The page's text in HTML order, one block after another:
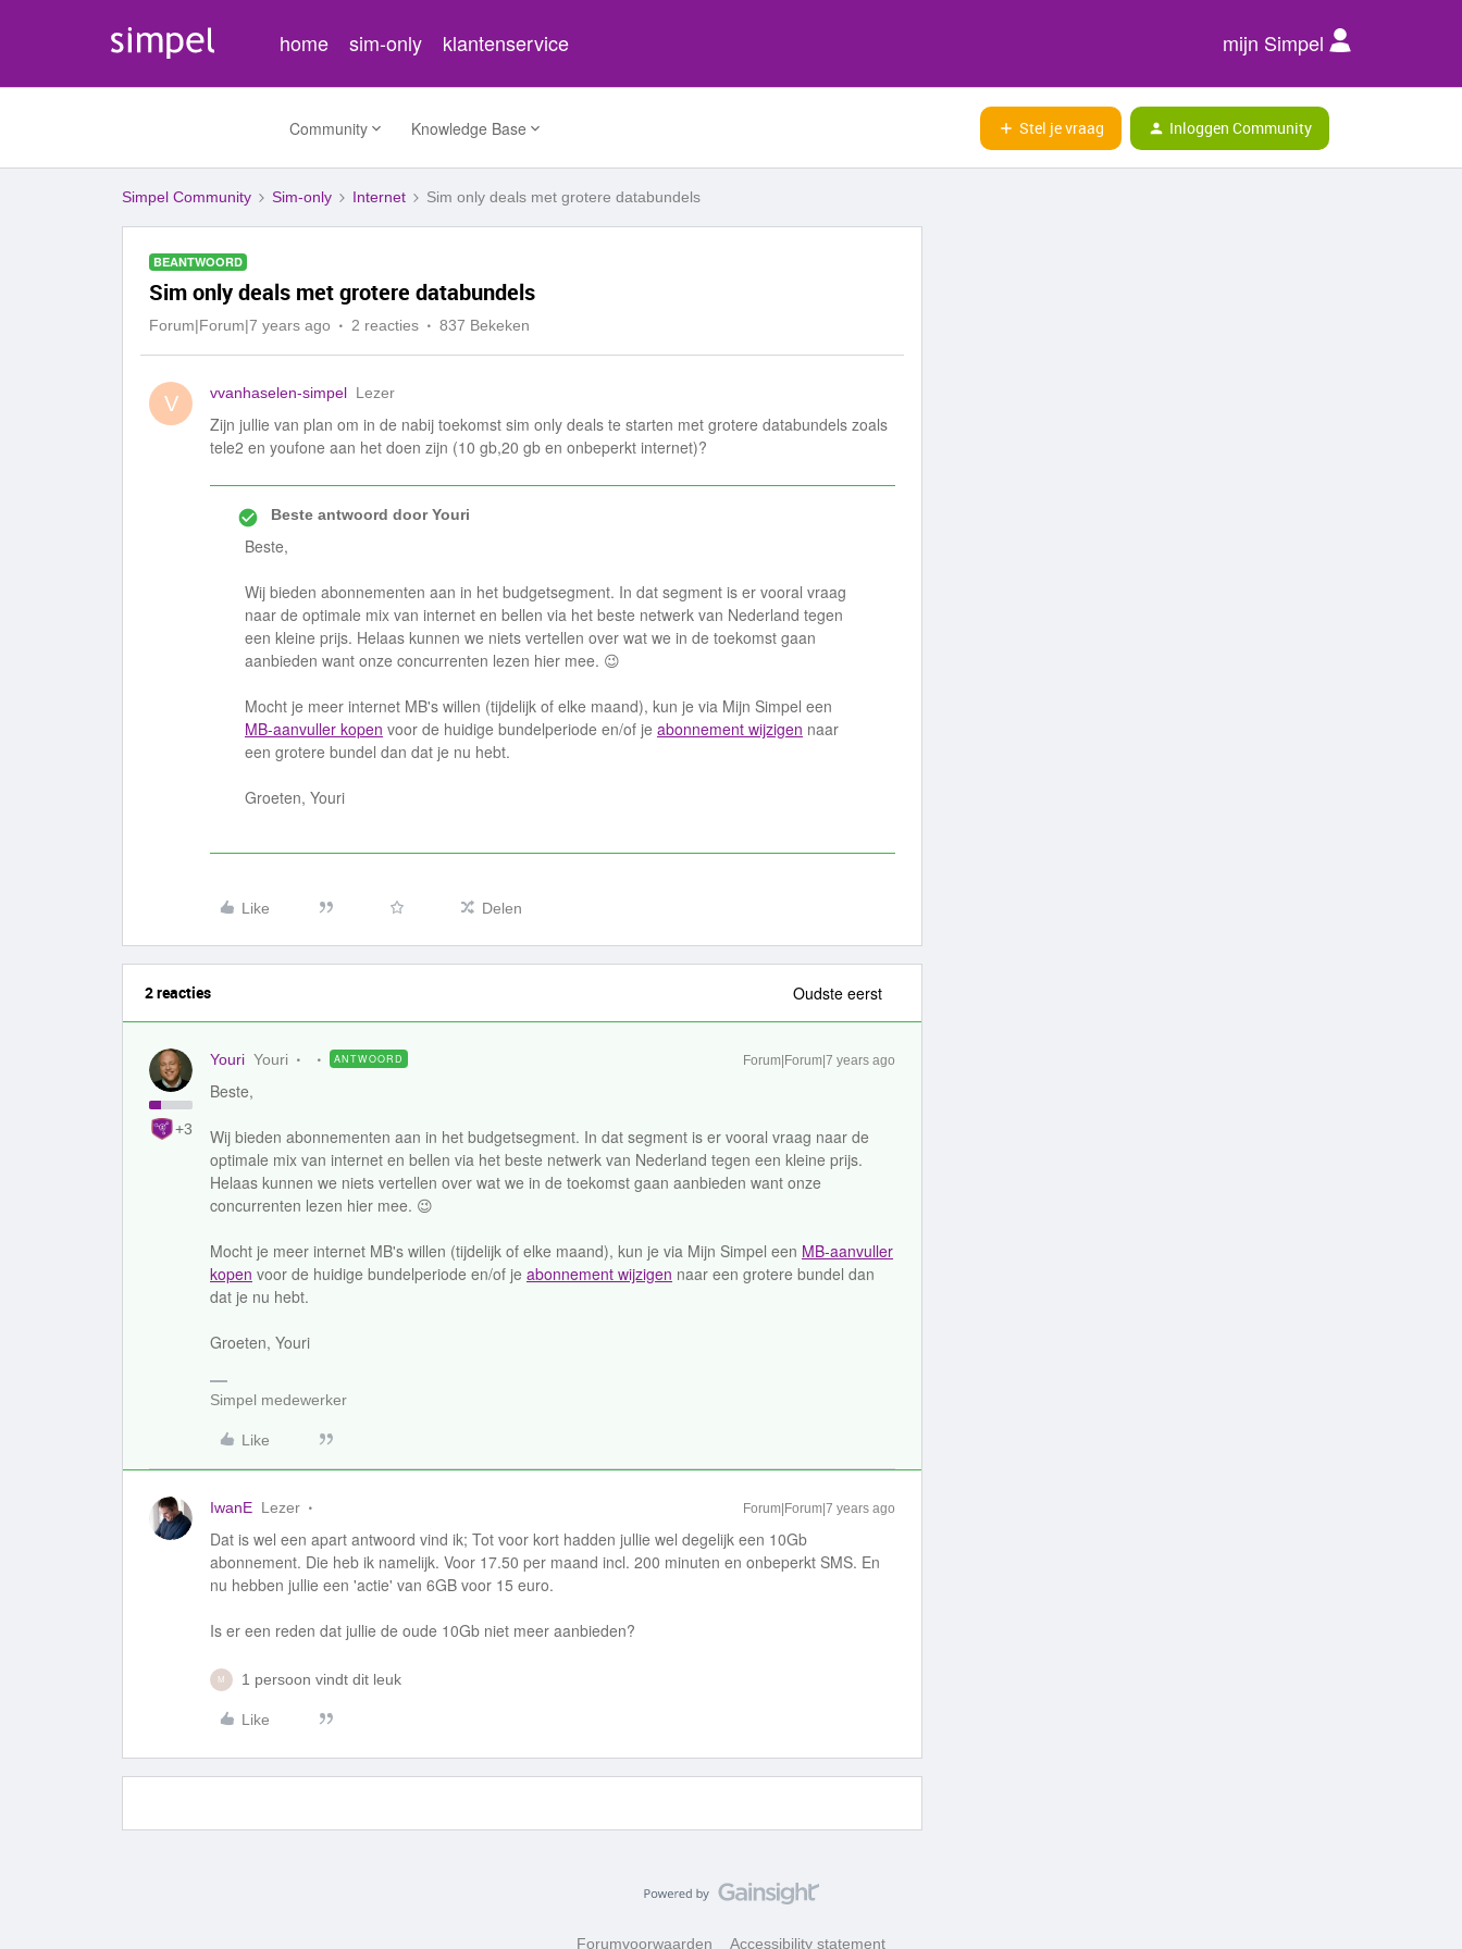
home sim-only klantenservice mijn Simpel
Community Knowledge Base Stel je vraag Inloggen Community
Simpel Community Sim-only Internet Sim only deals met grotere databundels
BEANTWOORD
Sim only deals met grotere databundels
Forum|Forum|7 years ago 2 reacties 837 Bekeken
V vvanhaselen-simpel Lezer
Zijn jullie van plan om in de nabij toekomst sim only deals te starten met grotere databundels zoals
tele2 en youfone aan het doen zijn (10 gb,20 gb en onbeperkt internet)?
Beste antwoord doorYouri
Beste,
Wij bieden abonnementen aan in het budgetsegment. In dat segment is er vooral vraag
naar de optimale mix van internet en bellen via het beste netwerk van Nederland tegen
een kleine prijs. Helaas kunnen we niets vertellen over wat we in de toekomst gaan
aanbieden want onze concurrenten lezen hier mee. 😉
Mocht je meer internet MB's willen (tijdelijk of elke maand), kun je via Mijn Simpel een
MB-aanvuller kopen voor de huidige bundelperiode en/of je abonnement wijzigen naar
een grotere bundel dan dat je nu hebt.
Groeten, Youri
Like Delen
2 reacties Oudste eerst
+3
Youri Youri ANTWOORD Forum|Forum|7 years ago
Beste,
Wij bieden abonnementen aan in het budgetsegment. In dat segment is er vooral vraag naar de
optimale mix van internet en bellen via het beste netwerk van Nederland tegen een kleine prijs.
Helaas kunnen we niets vertellen over wat we in de toekomst gaan aanbieden want onze
concurrenten lezen hier mee. 😉
Mocht je meer internet MB's willen (tijdelijk of elke maand), kun je via Mijn Simpel een MB-aanvuller
kopen voor de huidige bundelperiode en/of je abonnement wijzigen naar een grotere bundel dan
dat je nu hebt.
Groeten, Youri
Simpel medewerker
Like
IwanE Lezer Forum|Forum|7 years ago
Dat is wel een apart antwoord vind ik; Tot voor kort hadden jullie wel degelijk een 10Gb
abonnement. Die heb ik namelijk. Voor 17.50 per maand incl. 200 minuten en onbeperkt SMS. En
nu hebben jullie een 'actie' van 6GB voor 15 euro.
Is er een reden dat jullie de oude 10Gb niet meer aanbieden?
M 1 persoon vindt dit leuk
Like
Forumvoorwaarden Accessibility statement